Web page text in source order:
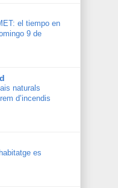
el tiempo en
9 de
naturals
d’incendis
es